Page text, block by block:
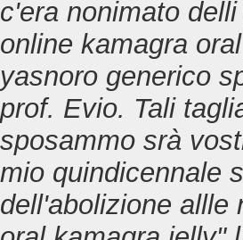
c'era nonimato
online kamagra
yasnoro generico
prof. Evio. Tali
sposammo srà
mio quindicennale
dell'abolizione allle